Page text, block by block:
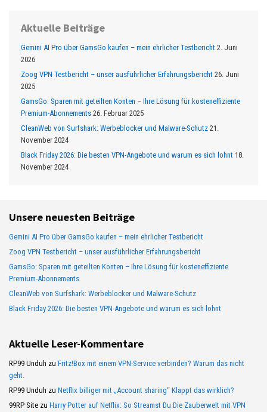
Aktuelle Beiträge
Gemini AI Pro über GamsGo kaufen – mein ehrlicher Testbericht 2. Juni
2026
Zoog VPN Testbericht – unser ausführlicher Erfahrungsbericht 26. Juni
2025
GamsGo: Sparen mit geteilten Konten – Ihre Lösung für kosteneffiziente
Premium-Abonnements 26. Februar 2025
CleanWeb von Surfshark: Werbeblocker und Malware-Schutz 21.
November 2024
Black Friday 2026: Die besten VPN-Angebote und warum es sich lohnt 18.
November 2024
Unsere neuesten Beiträge
Gemini AI Pro über GamsGo kaufen – mein ehrlicher Testbericht
Zoog VPN Testbericht – unser ausführlicher Erfahrungsbericht
GamsGo: Sparen mit geteilten Konten – Ihre Lösung für kosteneffiziente
Premium-Abonnements
CleanWeb von Surfshark: Werbeblocker und Malware-Schutz
Black Friday 2026: Die besten VPN-Angebote und warum es sich lohnt
Aktuelle Leser-Kommentare
RP99 Unduh zu Fritz!Box mit einem VPN-Service verbinden? Warum das nicht
geht.
RP99 Unduh zu Netflix billiger mit „Account sharing“ Klappt das wirklich?
99RP Site zu Harry Potter auf Netflix: So Streamst Du Die Zauberwelt mit VPN